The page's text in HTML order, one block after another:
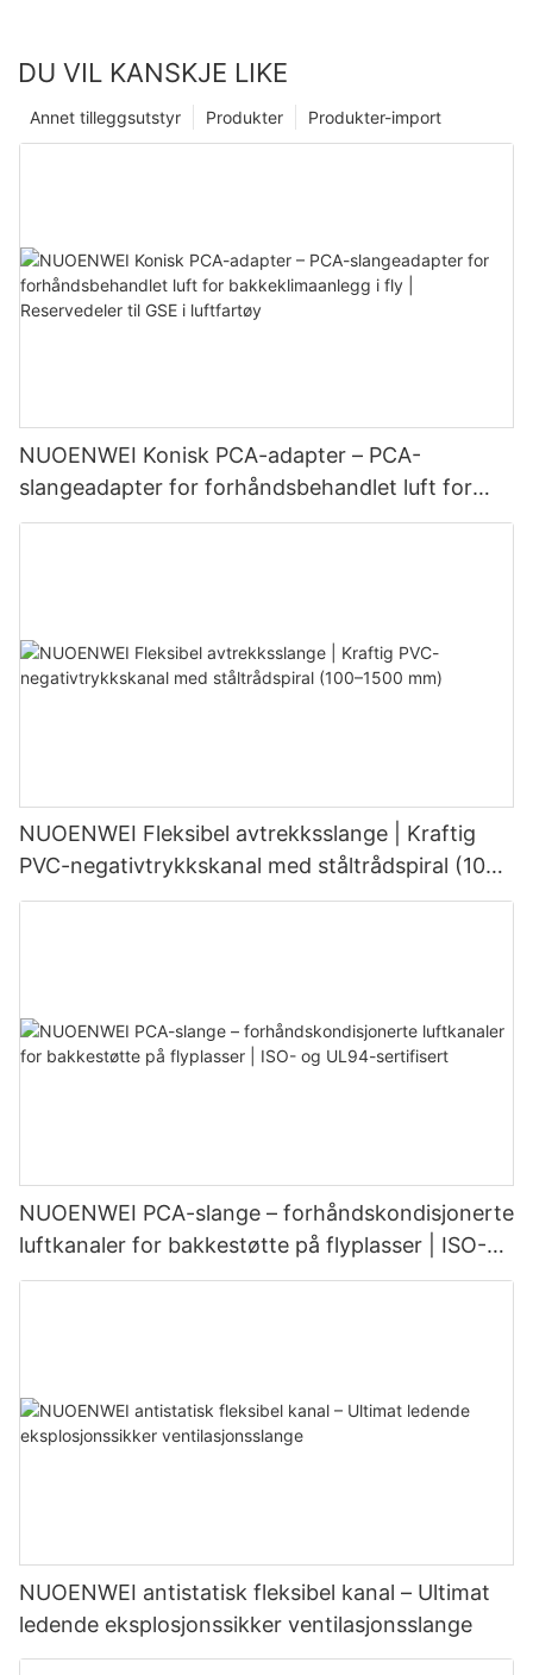
DU VIL KANSKJE LIKE
Produkter-import
Produkter
Annet tilleggsutstyr
NUOENWEI Konisk PCA-adapter – PCA-
slangeadapter for forhåndsbehandlet luft for
bakkeklimaanlegg i fly | Reservedeler til GSE i
NUOENWEI Fleksibel avtrekksslange | Kraftig
PVC-negativtrykkskanal med ståltrådspiral (100–
1500 mm)
NUOENWEI PCA-slange – forhåndskondisjonerte
luftkanaler for bakkestøtte på flyplasser | ISO-
og UL94-sertifisert
NUOENWEI antistatisk fleksibel kanal – Ultimat
ledende eksplosjonssikker ventilasjonsslange